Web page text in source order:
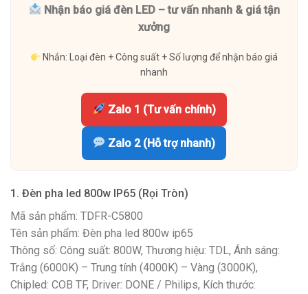
Nhận báo giá đèn LED – tư vấn nhanh & giá tận
xưởng
Nhắn: Loại đèn + Công suất + Số lượng để nhận báo giá
nhanh
Zalo 1 (Tư vấn chính)
Zalo 2 (Hỗ trợ nhanh)
1. Đèn pha led 800w IP65 (Rọi Tròn)
Mã sản phẩm: TDFR-C5800
Tên sản phẩm: Đèn pha led 800w ip65
Thông số: Công suất: 800W, Thương hiệu: TDL, Ánh sáng:
Trắng (6000K) – Trung tính (4000K) – Vàng (3000K),
Chipled: COB TF, Driver: DONE / Philips, Kích thước: